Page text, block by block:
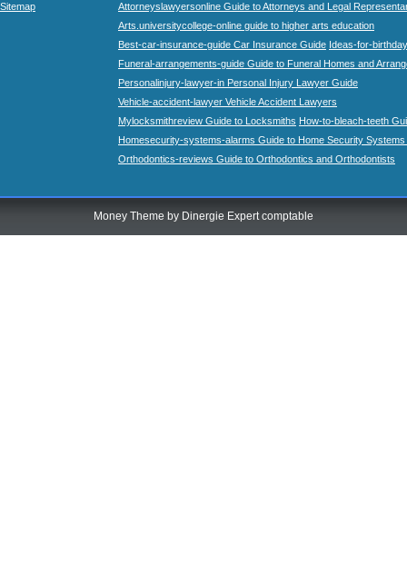
Sitemap
Attorneyslawyersonline Guide to Attorneys and Legal
Arts.universitycollege-online guide to higher arts education
Best-car-insurance-guide Car Insurance Guide Ideas-for-
Funeral-arrangements-guide Guide to Funeral Homes and
Personalinjury-lawyer-in Personal Injury Lawyer Guide
Vehicle-accident-lawyer Vehicle Accident Lawyers
Mylocksmithreview Guide to Locksmiths How-to-bleach-teeth
Homesecurity-systems-alarms Guide to Home Security Systems
Orthodontics-reviews Guide to Orthodontics and Orthodontists
Money Theme by Dinergie Expert comptable